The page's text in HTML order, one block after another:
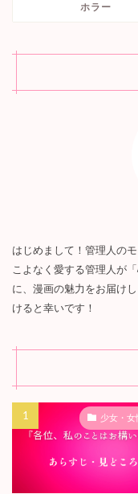
ホラー
はじめまして！管理人の
こよなく愛する管理人が
に、漫画の魅力をお届け
けると幸いです！
少女・女